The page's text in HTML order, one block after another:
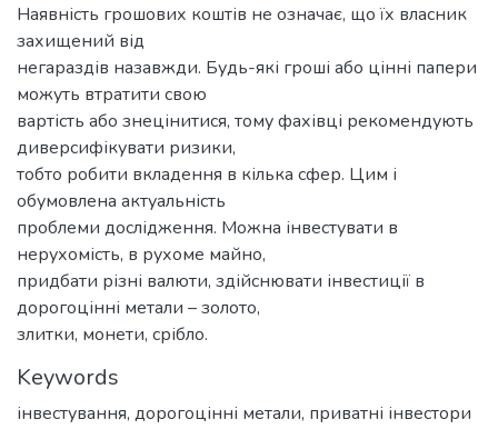
Наявність грошових коштів не означає, що їх власник
захищений від
негараздів назавжди. Будь-які гроші або цінні папери
можуть втратити свою
вартість або знецінитися, тому фахівці рекомендують
диверсифікувати ризики,
тобто робити вкладення в кілька сфер. Цим і
обумовлена актуальність
проблеми дослідження. Можна інвестувати в
нерухомість, в рухоме майно,
придбати різні валюти, здійснювати інвестиції в
дорогоцінні метали – золото,
злитки, монети, срібло.
Keywords
інвестування, дорогоцінні метали, приватні інвестори